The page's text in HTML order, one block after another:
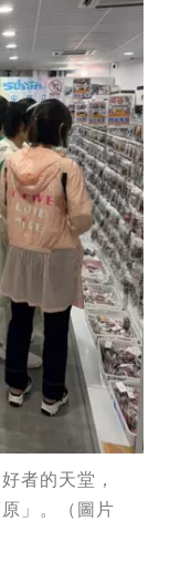
者的天堂，
」。（圖片